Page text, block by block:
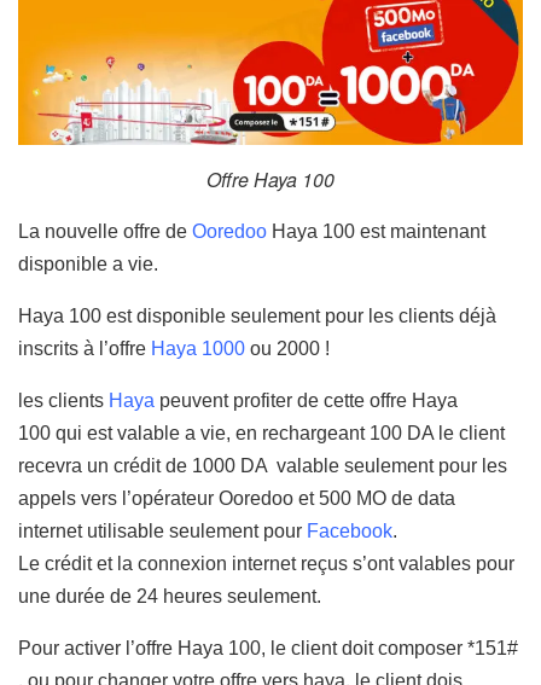
Offre Haya 100
La nouvelle offre de Ooredoo Haya 100 est maintenant
disponible a vie.
Haya 100 est disponible seulement pour les clients déjà
inscrits à l’offre Haya 1000 ou 2000 !
les clients Haya peuvent profiter de cette offre Haya
100 qui est valable a vie, en rechargeant 100 DA le client
recevra un crédit de 1000 DA valable seulement pour les
appels vers l’opérateur Ooredoo et 500 MO de data
internet utilisable seulement pour Facebook.
Le crédit et la connexion internet reçus s’ont valables pour
une durée de 24 heures seulement.
Pour activer l’offre Haya 100, le client doit composer *151#